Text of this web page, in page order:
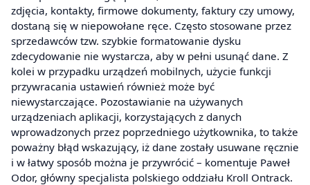
zdjęcia, kontakty, firmowe dokumenty, faktury czy umowy,
dostaną się w niepowołane ręce. Często stosowane przez
sprzedawców tzw. szybkie formatowanie dysku
zdecydowanie nie wystarcza, aby w pełni usunąć dane. Z
kolei w przypadku urządzeń mobilnych, użycie funkcji
przywracania ustawień również może być
niewystarczające. Pozostawianie na używanych
urządzeniach aplikacji, korzystających z danych
wprowadzonych przez poprzedniego użytkownika, to także
poważny błąd wskazujący, iż dane zostały usuwane ręcznie
i w łatwy sposób można je przywrócić – komentuje Paweł
Odor, główny specjalista polskiego oddziału Kroll Ontrack.